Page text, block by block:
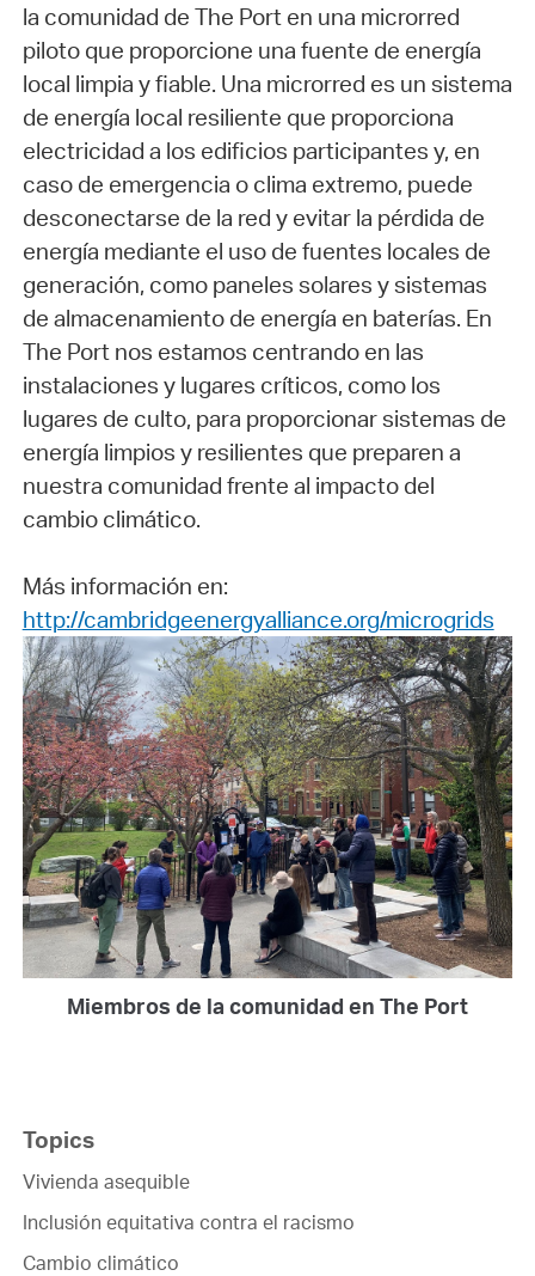
la comunidad de The Port en una microrred
piloto que proporcione una fuente de energía
local limpia y fiable. Una microrred es un sistema
de energía local resiliente que proporciona
electricidad a los edificios participantes y, en
caso de emergencia o clima extremo, puede
desconectarse de la red y evitar la pérdida de
energía mediante el uso de fuentes locales de
generación, como paneles solares y sistemas
de almacenamiento de energía en baterías. En
The Port nos estamos centrando en las
instalaciones y lugares críticos, como los
lugares de culto, para proporcionar sistemas de
energía limpios y resilientes que preparen a
nuestra comunidad frente al impacto del
cambio climático.
Más información en:
http://cambridgeenergyalliance.org/microgrids
Miembros de la comunidad en The Port
Topics
Vivienda asequible
Inclusión equitativa contra el racismo
Cambio climático